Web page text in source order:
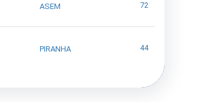
ASEM 72
PIRANHA 44